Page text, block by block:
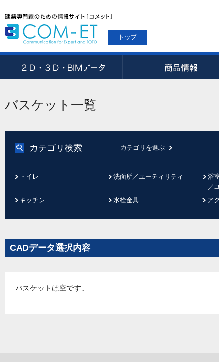
トップ
バスケット一覧
カテゴリ検索 カテゴリを選ぶ
トイレ 洗面所／ユーティリティ
浴
／
キッチン
水栓金具 ア
CADデータ選択内容
バスケットは空です。